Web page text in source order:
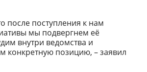
после поступления к нам
мы подвергнем её
внутри ведомства и
конкретную позицию, – заявил